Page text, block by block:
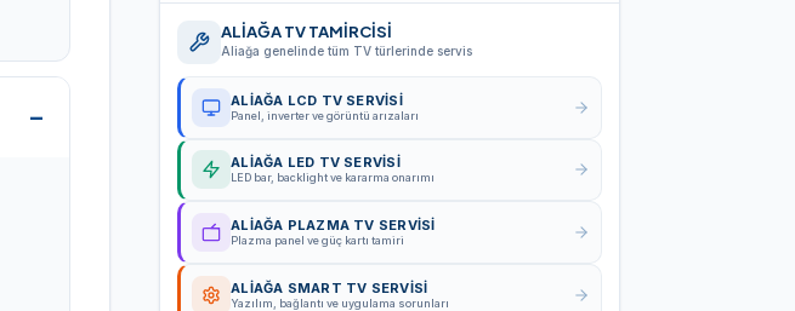
ALİAĞA TV TAMİRCİSİ
Aliağa genelinde tüm TV türlerinde servis
ALİAĞA LCD TV SERVISI
Panel, inverter ve görüntü arızaları
ALİAĞA LED TV SERVISI
LED bar, backlight ve kararma onarımı
ALİAĞA PLAZMA TV SERVISI
Plazma panel ve güç kartı tamiri
ALİAĞA SMART TV SERVISI
Yazılım, bağlantı ve uygulama sorunları